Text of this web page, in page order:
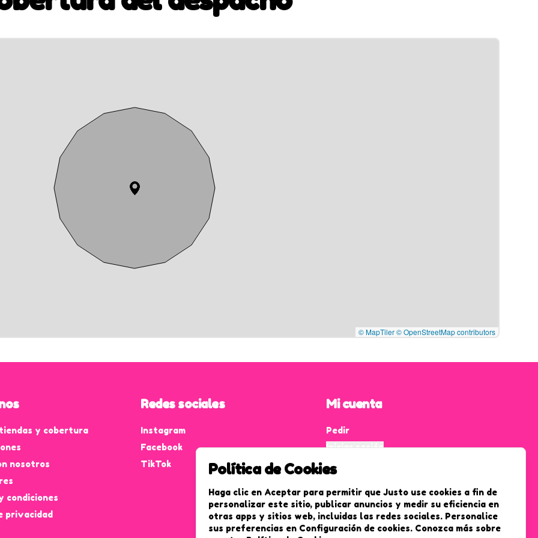
© MapTiler© OpenStreetMap contributors
y cobertura
nosotros
condiciones
privacidad
Redes sociales
Instagram
Facebook
TikTok
Mi cuenta
Pedir
Iniciar sesión
Política de Cookies
Haga clic en Aceptar para permitir que Justo use cookies a fin de
personalizar este sitio, publicar anuncios y medir su eficiencia en
otras apps y sitios web, incluidas las redes sociales. Personalice
sus preferencias en Configuración de cookies. Conozca más sobre